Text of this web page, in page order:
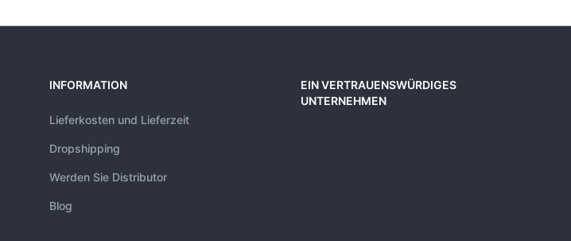
INFORMATION
Lieferkosten und Lieferzeit
Dropshipping
Werden Sie Distributor
Blog
EIN VERTRAUENSWÜRDIGES
UNTERNEHMEN